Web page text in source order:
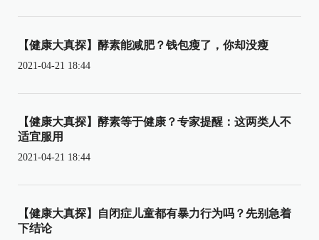
【健康大真探】酵素能减肥？钱包瘦了，你却没瘦
2021-04-21 18:44
【健康大真探】酵素等于健康？专家提醒：这两类人不
适宜服用
2021-04-21 18:44
【健康大真探】自闭症儿童都有暴力行为吗？先别急着
下结论